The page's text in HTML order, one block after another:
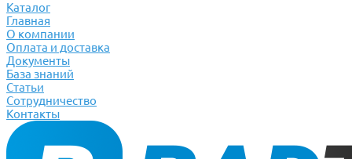
Каталог
Главная
О компании
Оплата и доставка
Документы
База знаний
Статьи
Сотрудничество
Контакты